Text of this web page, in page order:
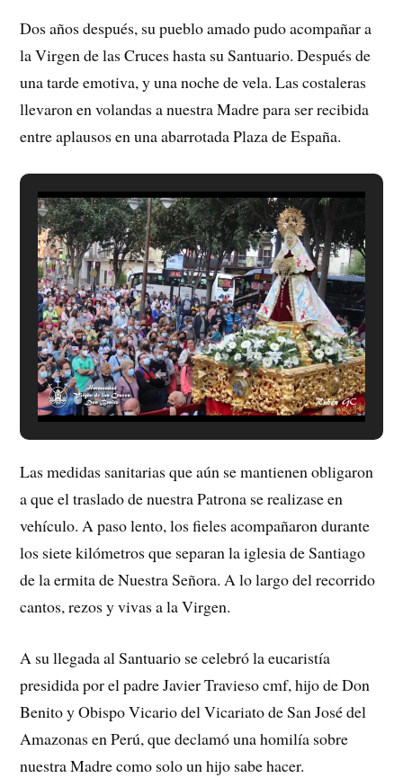
Dos años después, su pueblo amado pudo acompañar a
la Virgen de las Cruces hasta su Santuario. Después de
una tarde emotiva, y una noche de vela. Las costaleras
llevaron en volandas a nuestra Madre para ser recibida
entre aplausos en una abarrotada Plaza de España.
Las medidas sanitarias que aún se mantienen obligaron
a que el traslado de nuestra Patrona se realizase en
vehículo. A paso lento, los fieles acompañaron durante
los siete kilómetros que separan la iglesia de Santiago
de la ermita de Nuestra Señora. A lo largo del recorrido
cantos, rezos y vivas a la Virgen.
A su llegada al Santuario se celebró la eucaristía
presidida por el padre Javier Travieso cmf, hijo de Don
Benito y Obispo Vicario del Vicariato de San José del
Amazonas en Perú, que declamó una homilía sobre
nuestra Madre como solo un hijo sabe hacer.